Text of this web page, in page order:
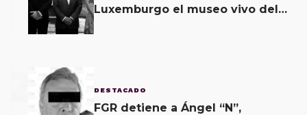
Luxemburgo el museo vivo del
DESTACADO
FGR detiene a Ángel “N”,